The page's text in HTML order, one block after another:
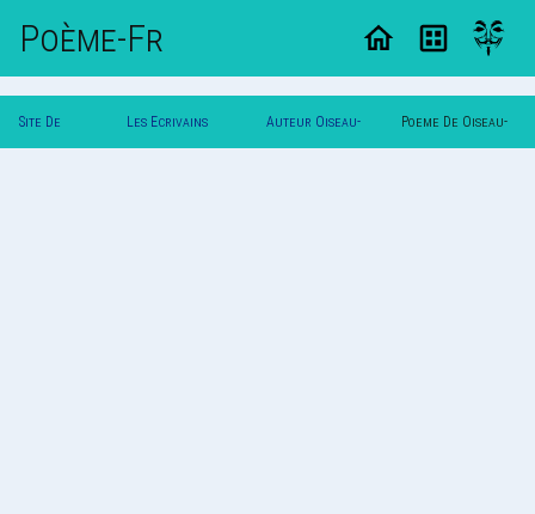
Poème-Fr
Site De Les Ecrivains Auteur Oiseau- Poeme De Oiseau-